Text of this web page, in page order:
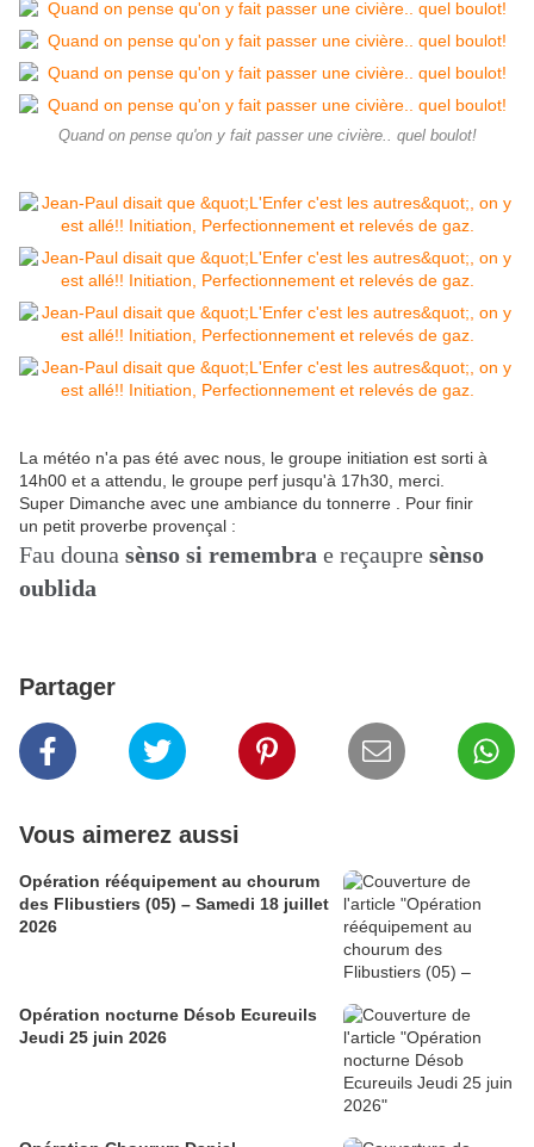
Quand on pense qu'on y fait passer une civière.. quel boulot!
La météo n'a pas été avec nous, le groupe initiation est sorti à
14h00 et a attendu, le groupe perf jusqu'à 17h30, merci.
Super Dimanche avec une ambiance du tonnerre . Pour finir
un petit proverbe provençal :
Fau douna sènso si remembra e reçaupre sènso
oublida
Partager
Vous aimerez aussi
Opération rééquipement au chourum
des Flibustiers (05) – Samedi 18 juillet
2026
Opération nocturne Désob Ecureuils
Jeudi 25 juin 2026